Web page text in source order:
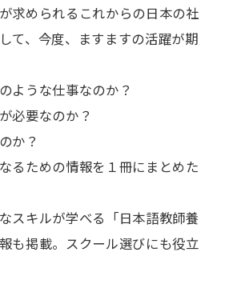
求められるこれからの日本の社
て、今度、ますますの活躍が期
ような仕事なのか？
必要なのか？
か？
るための情報を１冊にまとめた
スキルが学べる「日本語教師養
も掲載。スクール選びにも役立